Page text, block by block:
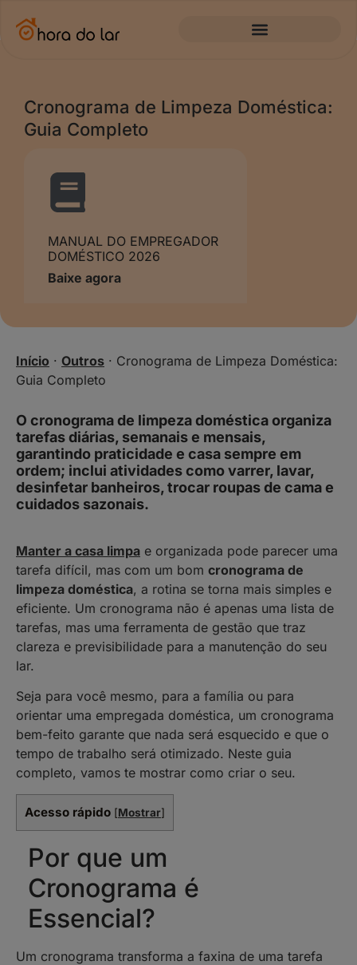
Cronograma de Limpeza Doméstica:
Guia Completo
MANUAL DO EMPREGADOR
DOMÉSTICO 2026
Baixe agora
Início · Outros · Cronograma de Limpeza Doméstica:
Guia Completo
O cronograma de limpeza doméstica organiza
tarefas diárias, semanais e mensais,
garantindo praticidade e casa sempre em
ordem; inclui atividades como varrer, lavar,
desinfetar banheiros, trocar roupas de cama e
cuidados sazonais.
Manter a casa limpa e organizada pode parecer uma
tarefa difícil, mas com um bom cronograma de
limpeza doméstica, a rotina se torna mais simples e
eficiente. Um cronograma não é apenas uma lista de
tarefas, mas uma ferramenta de gestão que traz
clareza e previsibilidade para a manutenção do seu
lar.
Seja para você mesmo, para a família ou para
orientar uma empregada doméstica, um cronograma
bem-feito garante que nada será esquecido e que o
tempo de trabalho será otimizado. Neste guia
completo, vamos te mostrar como criar o seu.
Acesso rápido [Mostrar]
Por que um
Cronograma é
Essencial?
Um cronograma transforma a faxina de uma tarefa